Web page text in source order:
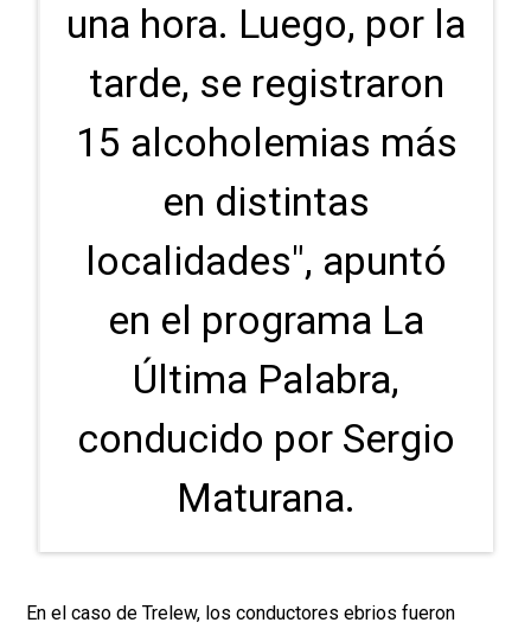
una hora. Luego, por la
tarde, se registraron
15 alcoholemias más
en distintas
localidades", apuntó
en el programa La
Última Palabra,
conducido por Sergio
Maturana.
En el caso de Trelew, los conductores ebrios fueron